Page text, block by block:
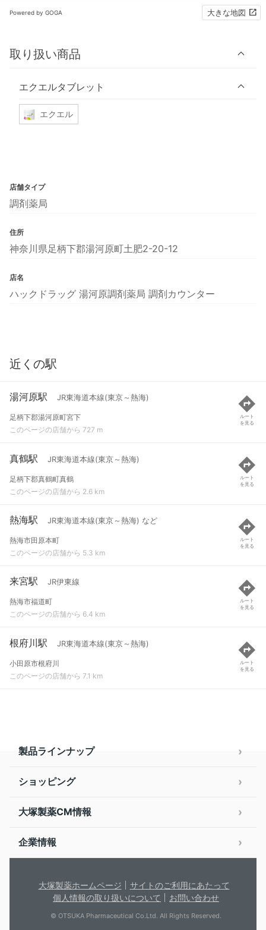
Powered by GOGA 大きな地図
取り扱い商品
エクエルタブレット
エクエル
店舗タイプ
調剤薬局
住所
神奈川県足柄下郡湯河原町土肥2-20-12
店名
ハックドラッグ 湯河原調剤薬局 調剤カウンター
近くの駅
湯河原駅 JR東海道本線(東京～熱海)
足柄下郡湯河原町宮下
このページの店舗から 727 m
ルート
を見る
真鶴駅 JR東海道本線(東京～熱海)
足柄下郡真鶴町真鶴
このページの店舗から 2.6 km
ルート
を見る
熱海駅 JR東海道本線(東京～熱海) など
熱海市田原本町
このページの店舗から 5.3 km
ルート
を見る
来宮駅 JR伊東線
熱海市福道町
このページの店舗から 6.4 km
ルート
を見る
根府川駅 JR東海道本線(東京～熱海)
小田原市根府川
このページの店舗から 7.1 km
ルート
を見る
製品ラインナップ
ショッピング
大塚製薬CM情報
企業情報
大塚製薬ホームページ
サイトのご利用にあたって
個人情報の取り扱いについて
お問い合わせ
© OTSUKA Pharmaceutical Co.Ltd. All Rights Reserved.